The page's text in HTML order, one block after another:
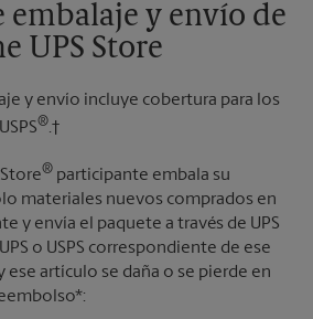
PM
PM
embalaje y envío de
UPS Store
y envío incluye cobertura para los
®.†
® participante embala su
materiales nuevos comprados en
y envía el paquete a través de UPS
o USPS correspondiente de ese
artículo se daña o se pierde en